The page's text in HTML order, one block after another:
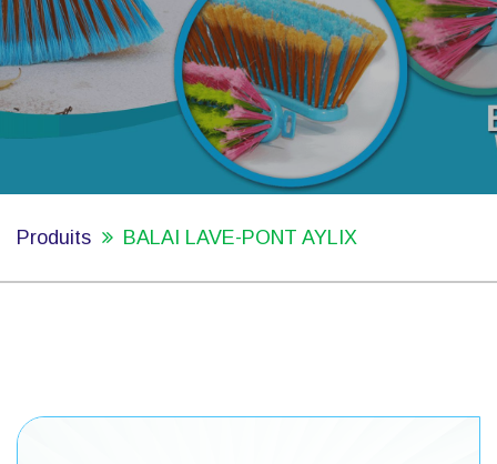
Produits BALAI LAVE-PONT AYLIX